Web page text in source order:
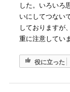
した。いろいろ
いにしてつない
しておりますが
重に注意してい
役に立った